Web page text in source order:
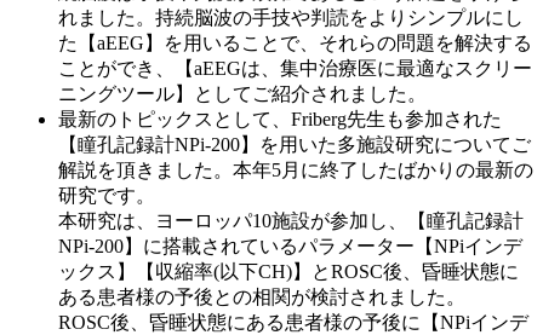
れました。持続脳波の手技や判読をよりシンプルにし
た
【aEEG】
を用いることで、それらの問題を解決する
ことができ、
【aEEGは、集中治療医に最適なスクリー
ニングツール】
としてご紹介されました。
最新のトピックスとして、Friberg先生も参加された
【瞳孔記録計NPi-200】
を用いた多施設研究についてご
解説を頂きました。本年5月に終了したばかりの最新の
研究です。
本研究は、ヨーロッパ10施設が参加し、【瞳孔記録計
NPi-200】に搭載されているパラメーター【NPiインデ
ックス】【収縮率(以下CH)】とROSC後、昏睡状態に
ある患者様の予後との相関が検討されました。
ROSC後、昏睡状態にある患者様の予後に【NPiインデ